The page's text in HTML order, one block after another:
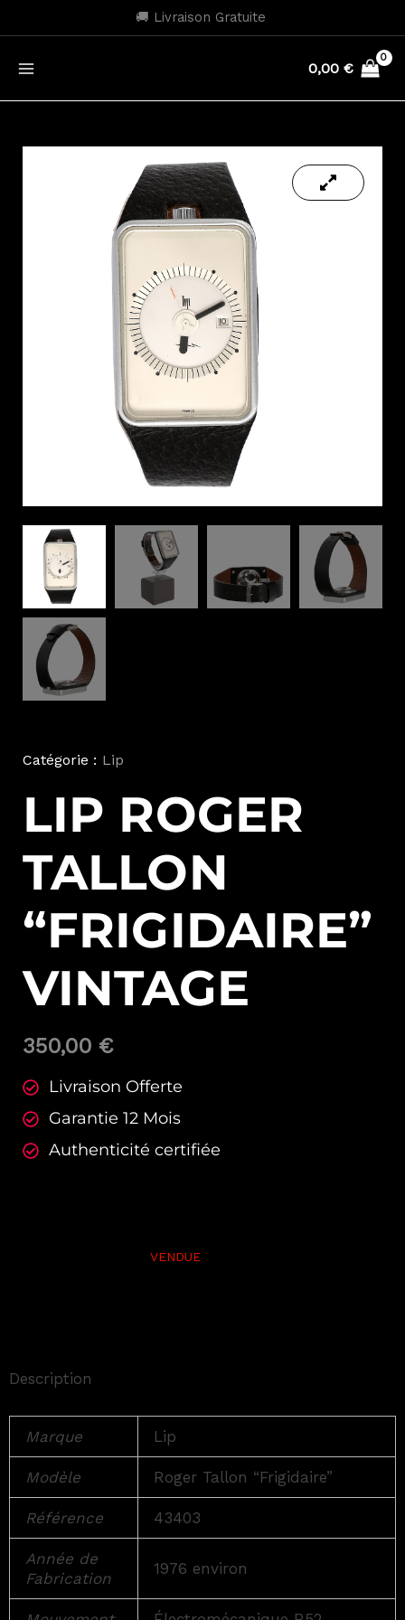
au
🚚 Livraison Gratuite
0,00 €
Catégorie : Lip
LIP ROGER
TALLON
“FRIGIDAIRE”
VINTAGE
350,00 €
Livraison Offerte
Garantie 12 Mois
Authenticité certifiée
Description
Marque Lip
Modèle Roger Tallon “Frigidaire”
Référence 43403
Année de
Fabrication
1976 environ